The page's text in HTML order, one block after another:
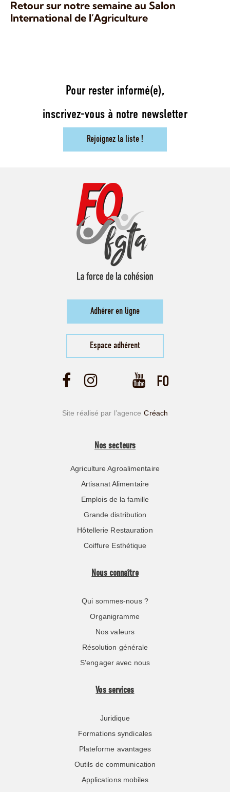
Retour sur notre semaine au Salon
International de l’Agriculture
Pour rester informé(e),
inscrivez-vous à notre newsletter
Rejoignez la liste !
Adhérer en ligne
Espace adhérent
Site réalisé par l’agence Créach
Nos secteurs
Agriculture Agroalimentaire
Artisanat Alimentaire
Emplois de la famille
Grande distribution
Hôtellerie Restauration
Coiffure Esthétique
Nous connaître
Qui sommes-nous ?
Organigramme
Nos valeurs
Résolution générale
S’engager avec nous
Vos services
Juridique
Formations syndicales
Plateforme avantages
Outils de communication
Applications mobiles